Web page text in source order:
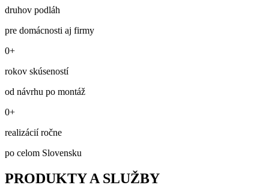
druhov podláh
pre domácnosti aj firmy
0+
rokov skúseností
od návrhu po montáž
0+
realizácií ročne
po celom Slovensku
PRODUKTY A SLUŽBY